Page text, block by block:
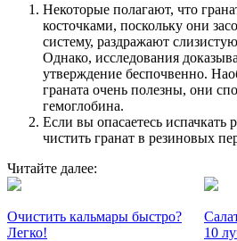
Некоторые полагают, что
косточками, поскольку они
систему, раздражают
Однако, исследования
утверждение беспочвенно.
граната очень полезны, они
гемоглобина.
Если вы опасаетесь испачкать
чистить гранат в резиновых
Читайте далее:
Очистить кальмары быстро?
Легко!
10